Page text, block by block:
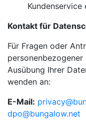
Kontakt für
Für Fragen oder
Ausübung Ihrer
wenden an:
E-Mail:
dpo@bungalow.net